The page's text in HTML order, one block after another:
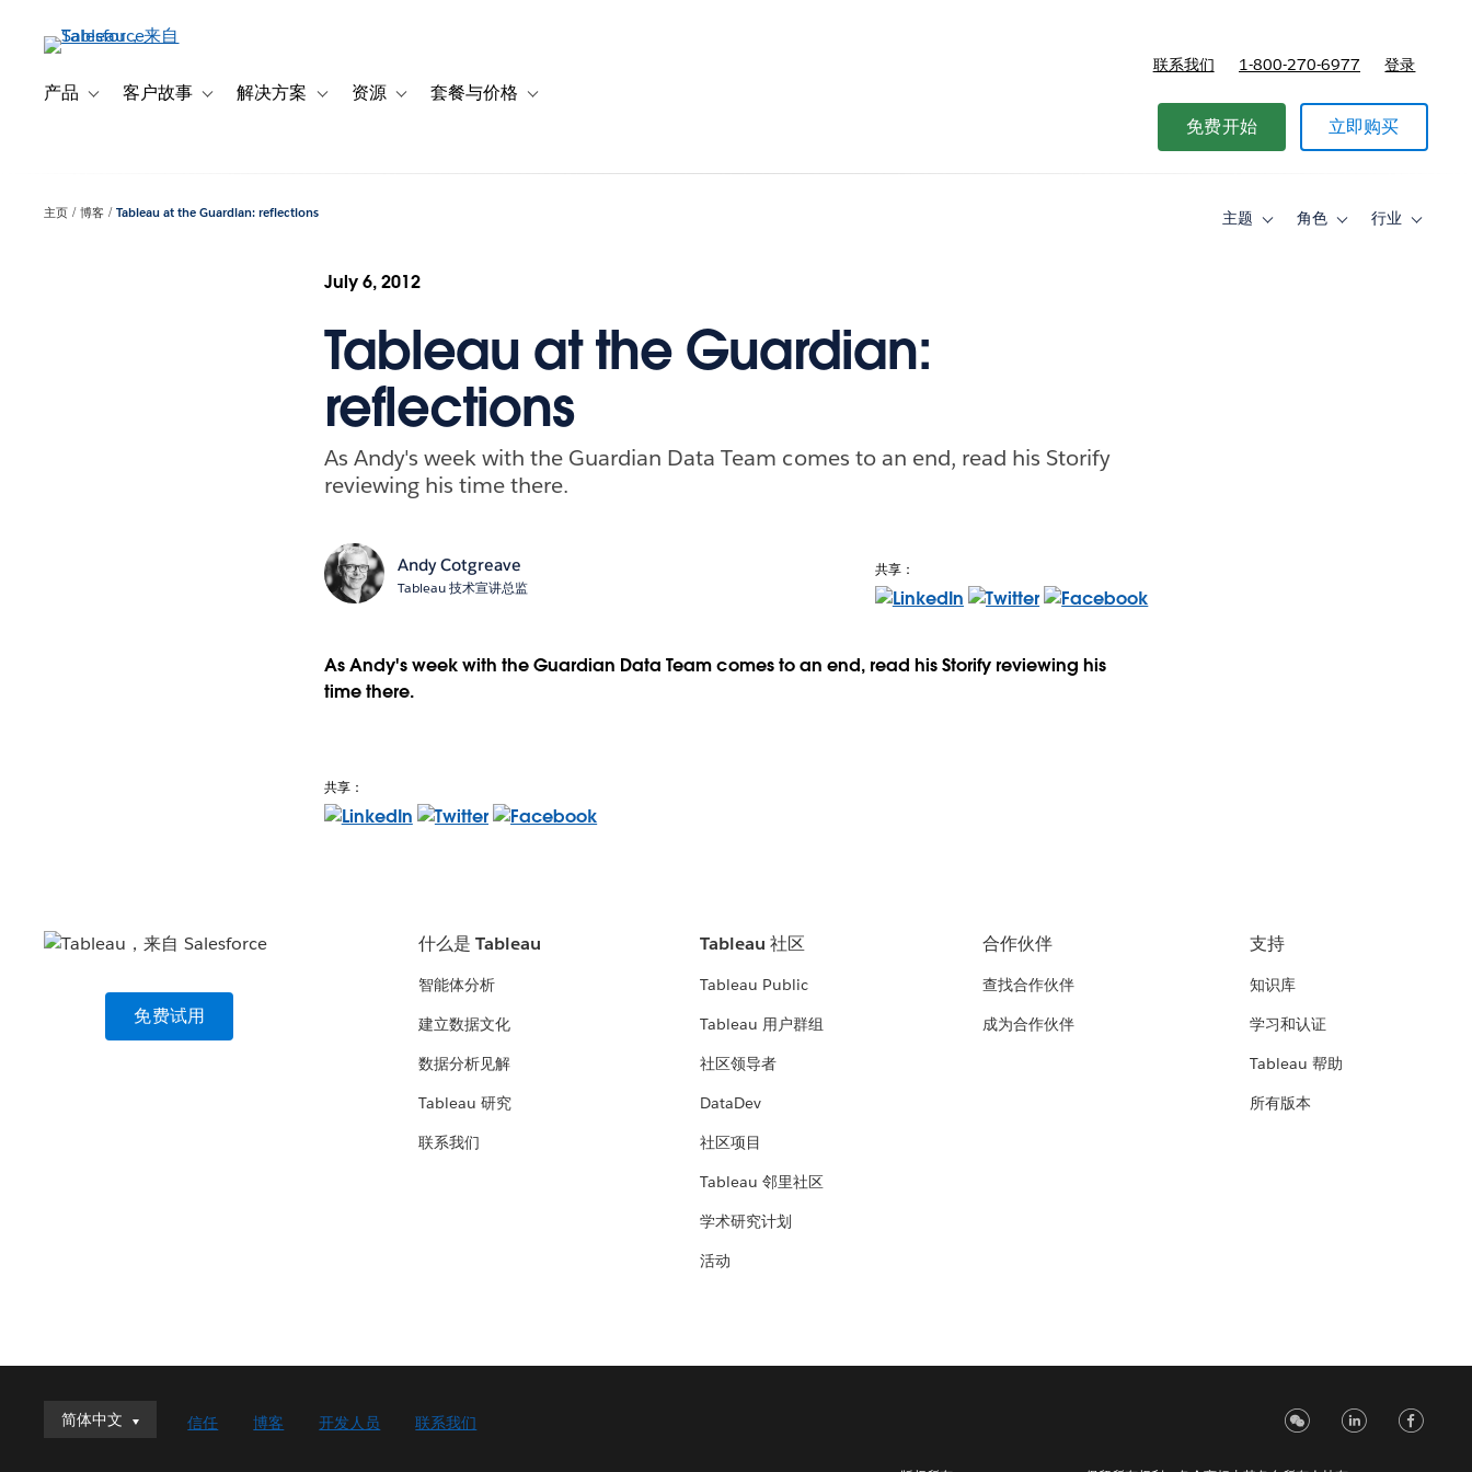
产品 Toggle sub-navigation for 产品
客户故事 Toggle sub-navigation for 客户故事
解决方案 Toggle sub-navigation for 解决方案
资源 Toggle sub-navigation for 资源
套餐与价格 Toggle sub-navigation for 套餐与价格
联系我们 1-800-270-6977 登录
免费开始 立即购买
主页 博客 Tableau at the Guardian: reflections 主题
Toggle角色
Toggle行业
Toggle
July 6, 2012
Tableau at the Guardian:
reflections
As Andy's week with the Guardian Data Team comes to an end, read his Storify
reviewing his time there.
Andy Cotgreave
Tableau 技术宣讲总监
共享：
As Andy's week with the Guardian Data Team comes to an end, read his Storify reviewing his
time there.
共享：
免费试用
什么是 Tableau
智能体分析
建立数据文化
数据分析见解
Tableau 研究
联系我们
Tableau 社区
Tableau Public
Tableau 用户群组
社区领导者
DataDev
社区项目
Tableau 邻里社区
学术研究计划
活动
合作伙伴
查找合作伙伴
成为合作伙伴
支持
知识库
学习和认证
Tableau 帮助
所有版本
简体中文
简体中文
信任 博客 开发人员 联系我们